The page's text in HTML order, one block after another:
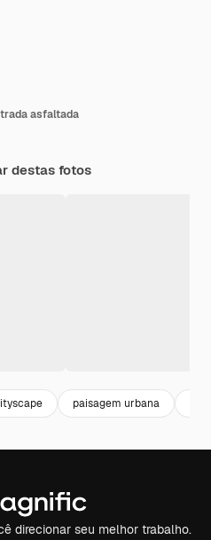
asfaltada
destas fotos
paisagem urbana
direcionar seu melhor trabalho.